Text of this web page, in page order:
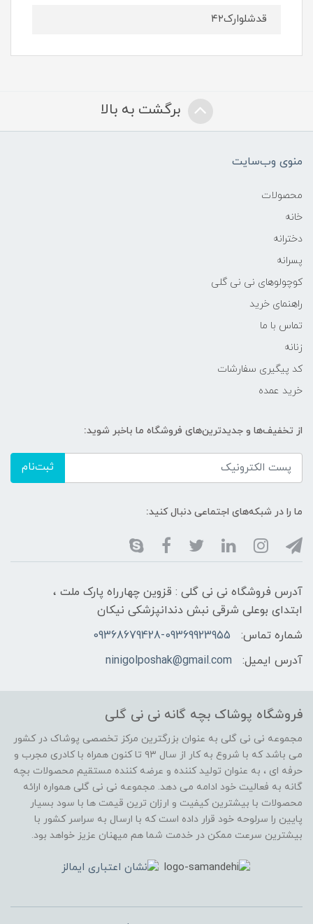
قدشلوارک۴۲
برگشت به بالا
منوی وب‌سایت
محصولات
خانه
دخترانه
پسرانه
کوچولوهای نی نی گلی
راهنمای خرید
تماس با ما
زنانه
کد پیگیری سفارشات
خرید عمده
از تخفیف‌ها و جدیدترین‌های فروشگاه ما باخبر شوید:
ثبت‌نام
ما را در شبکه‌های اجتماعی دنبال کنید:
آدرس فروشگاه نی نی گلی : قزوین چهارراه پارک ملت ،
ابتدای بوعلی شرقی نبش دندانپزشکی نیکان
شماره تماس:
09368679428-09369923955
آدرس ایمیل:
ninigolposhak@gmail.com
فروشگاه پوشاک بچه گانه نی نی گلی
مجموعه نی نی گلی به عنوان بزرگترین مرکز تخصصی پوشاک در کشور
می باشد که با شروع به کار از سال ۹۳ تا کنون همراه با کادری مجرب و
حرفه ای ، به عنوان تولید کننده و عرضه کننده مستقیم محصولات بچه
گانه به فعالیت خود ادامه می دهد. مجموعه نی نی گلی همواره ارائه
محصولات با بیشترین کیفیت و ارزان ترین قیمت ها با سود بسیار
پایین را سرلوحه خود قرار داده است که با ارسال به سراسر کشور با
بیشترین سرعت ممکن در خدمت شما هم میهنان عزیز خواهد بود.